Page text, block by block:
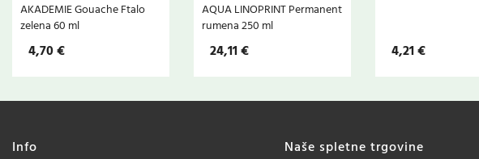
AKADEMIE Gouache Ftalo
zelena 60 ml
4,70 €
AQUA LINOPRINT Permanent
rumena 250 ml
24,11 € 4,21 €
Info Naše spletne trgovine